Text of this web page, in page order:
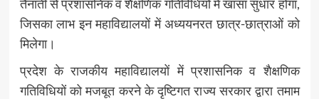
तैनाती से प्रशासनिक व शैक्षणिक गतिविधियों में खासा सुधार होगा,
जिसका लाभ इन महाविद्यालयों में अध्ययनरत छात्र-छात्राओं को
मिलेगा।
प्रदेश के राजकीय महाविद्यालयों में प्रशासनिक व शैक्षणिक
गतिविधियों को मजबूत करने के दृष्टिगत राज्य सरकार द्वारा तमाम